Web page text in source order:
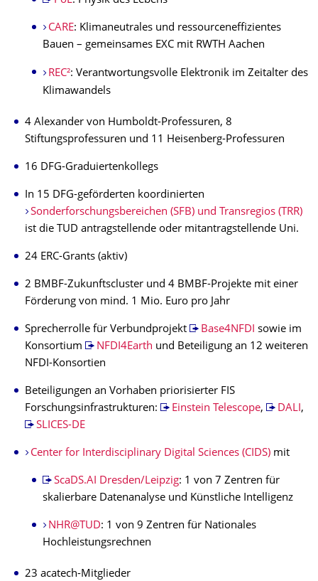
CARE: Klimaneutrales und ressourceneffizientes
Bauen – gemeinsames EXC mit RWTH Aachen
REC²: Verantwortungsvolle Elektronik im Zeitalter des
Klimawandels
4 Alexander von Humboldt-Professuren, 8
Stiftungsprofessuren und 11 Heisenberg-Professuren
16 DFG-Graduiertenkollegs
In 15 DFG-geförderten koordinierten
Sonderforschungsbereichen (SFB) und Transregios (TRR)
ist die TUD antragstellende oder mitantragstellende Uni.
24 ERC-Grants (aktiv)
2 BMBF-Zukunftscluster und 4 BMBF-Projekte mit einer
Förderung von mind. 1 Mio. Euro pro Jahr
Sprecherrolle für Verbundprojekt Base4NFDI sowie im
Konsortium
NFDI4Earth und Beteiligung an 12 weiteren
NFDI-Konsortien
Beteiligungen an Vorhaben priorisierter FIS
Forschungsinfrastrukturen:
Einstein Telescope, DALI,
SLICES-DE
Center for Interdisciplinary Digital Sciences (CIDS)mit
ScaDS.AI Dresden/Leipzig: 1 von 7 Zentren für
skalierbare Datenanalyse und Künstliche Intelligenz
NHR@TUD: 1 von 9 Zentren für Nationales
Hochleistungsrechnen
23 acatech-Mitglieder